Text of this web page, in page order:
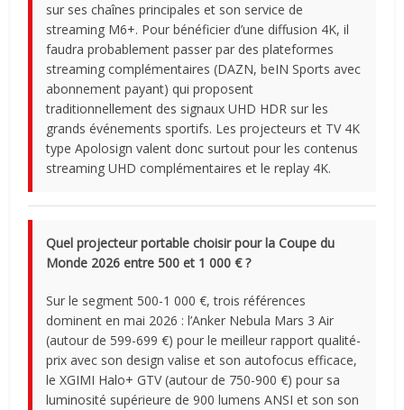
sur ses chaînes principales et son service de
streaming M6+. Pour bénéficier d’une diffusion 4K, il
faudra probablement passer par des plateformes
streaming complémentaires (DAZN, beIN Sports avec
abonnement payant) qui proposent
traditionnellement des signaux UHD HDR sur les
grands événements sportifs. Les projecteurs et TV 4K
type Apolosign valent donc surtout pour les contenus
streaming UHD complémentaires et le replay 4K.
Quel projecteur portable choisir pour la Coupe du
Monde 2026 entre 500 et 1 000 € ?
Sur le segment 500-1 000 €, trois références
dominent en mai 2026 : l’Anker Nebula Mars 3 Air
(autour de 599-699 €) pour le meilleur rapport qualité-
prix avec son design valise et son autofocus efficace,
le XGIMI Halo+ GTV (autour de 750-900 €) pour sa
luminosité supérieure de 900 lumens ANSI et son son